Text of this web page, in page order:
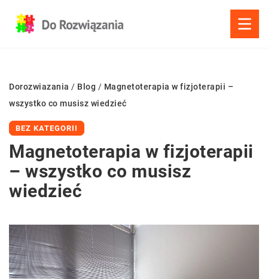
Dorozwiazania / Blog / Magnetoterapia w fizjoterapii –
wszystko co musisz wiedzieć
BEZ KATEGORII
Magnetoterapia w fizjoterapii
– wszystko co musisz
wiedzieć